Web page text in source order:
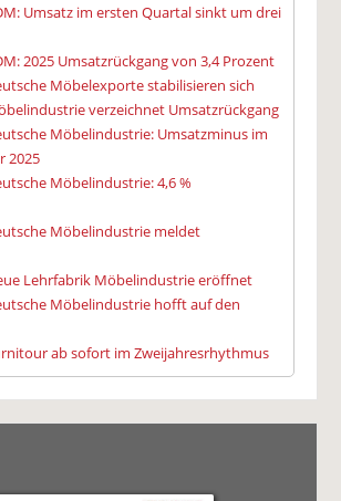
Umsatz im ersten Quartal sinkt um drei
2025 Umsatzrückgang von 3,4 Prozent
Möbelexporte stabilisieren sich
verzeichnet Umsatzrückgang
Möbelindustrie: Umsatzminus im
2025
Möbelindustrie: 4,6 %
Möbelindustrie meldet
Lehrfabrik Möbelindustrie eröffnet
Möbelindustrie hofft auf den
ab sofort im Zweijahresrhythmus